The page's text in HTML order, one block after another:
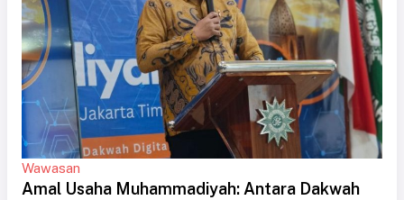
Wawasan
Amal Usaha Muhammadiyah: Antara Dakwah